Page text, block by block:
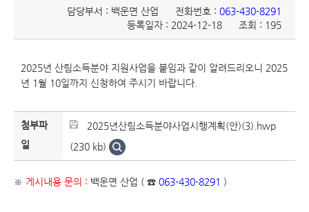
담당부서 : 백운면 산업 전화번호 : 063-430-8291
등록일자 : 2024-12-18
조회 : 195
2025년 산림소득분야 지원사업을 붙임과 같이 알려드리오니 2025
년 1월 10일까지 신청하여 주시기 바랍니다.
첨부파
일
2025년산림소득분야사업시행계획(안)(3).hwp
(230 kb)
※ 게시내용 문의 : 백운면 산업 ( ☎ 063-430-8291 )